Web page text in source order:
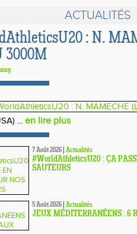
ACTUALITÉS
: N.
3000M
... en lire plus
7 Août 2026 Actualités
#WorldAthleticsU20 : ÇA
SAUTEURS
5 Août 2026 Actualités
JEUX MÉDITERRANÉENS : 6